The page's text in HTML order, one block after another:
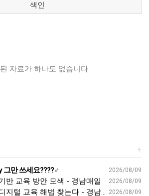
색인
자료가 하나도 없습니다.
+
2026/08/09
그만 쓰세요????‍♂️
2026/08/09
반 교육 방안 모색 - 경남매일
2026/08/09
털 교육 해법 찾는다 - 경남일보